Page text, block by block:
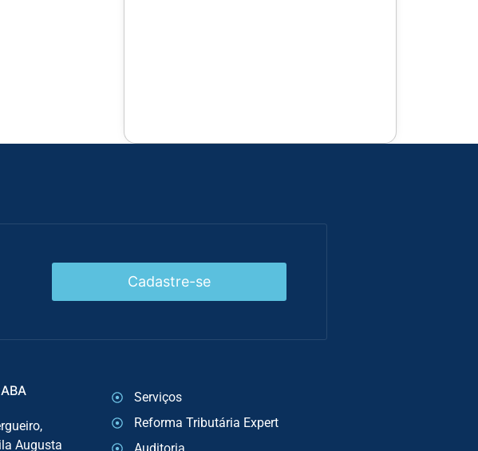
Cadastre-se
Augusta
Serviços
Reforma Tributária Expert